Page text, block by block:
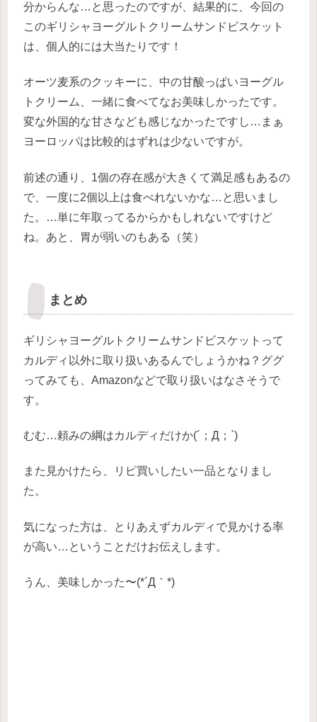
分からんな…と思ったのですが、結果的に、今回の
このギリシャヨーグルトクリームサンドビスケット
は、個人的には大当たりです！
オーツ麦系のクッキーに、中の甘酸っぱいヨーグル
トクリーム、一緒に食べてなお美味しかったです。
変な外国的な甘さなども感じなかったですし…まぁ
ヨーロッパは比較的はずれは少ないですが。
前述の通り、1個の存在感が大きくて満足感もあるの
で、一度に2個以上は食べれないかな…と思いまし
た。…単に年取ってるからかもしれないですけど
ね。あと、胃が弱いのもある（笑）
まとめ
ギリシャヨーグルトクリームサンドビスケットって
カルディ以外に取り扱いあるんでしょうかね？ググ
ってみても、Amazonなどで取り扱いはなさそうで
す。
むむ…頼みの綱はカルディだけか(´；Д；`)
また見かけたら、リピ買いしたい一品となりまし
た。
気になった方は、とりあえずカルディで見かける率
が高い…ということだけお伝えします。
うん、美味しかった〜(*´Д｀*)